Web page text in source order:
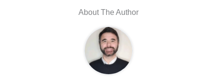
About The Author